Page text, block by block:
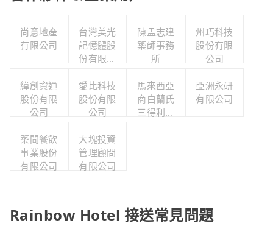
尚意地產
有限公司
台灣美光
記憶體股
份有限公
陳孟志建
築師事務
所
州巧科技
股份有限
公司
緯創資通
股份有限
公司
愛比科技
股份有限
公司
馬來西亞
商白蘭氏
三得利股
亞洲永研
有限公司
築間餐飲
事業股份
有限公司
大塊投資
管理顧問
有限公司
Rainbow Hotel 接送常見問題